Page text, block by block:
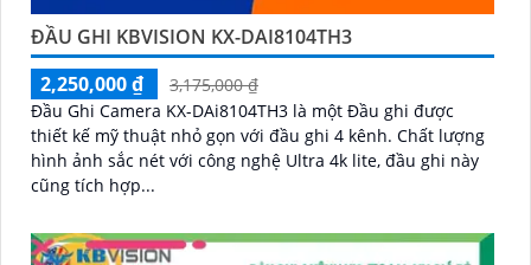
ĐẦU GHI KBVISION KX-DAI8104TH3
2,250,000 ₫
3,175,000 ₫
Đầu Ghi Camera KX-DAi8104TH3 là một Đầu ghi được
thiết kế mỹ thuật nhỏ gọn với đầu ghi 4 kênh. Chất lượng
hình ảnh sắc nét với công nghệ Ultra 4k lite, đầu ghi này
cũng tích hợp...